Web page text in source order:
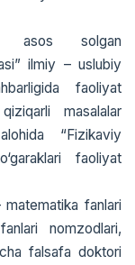
asos solgan
ilmiy – uslubiy
faoliyat
masalalar
“Fizikaviy
faoliyat
fanlari
nomzodlari,
falsafa doktori